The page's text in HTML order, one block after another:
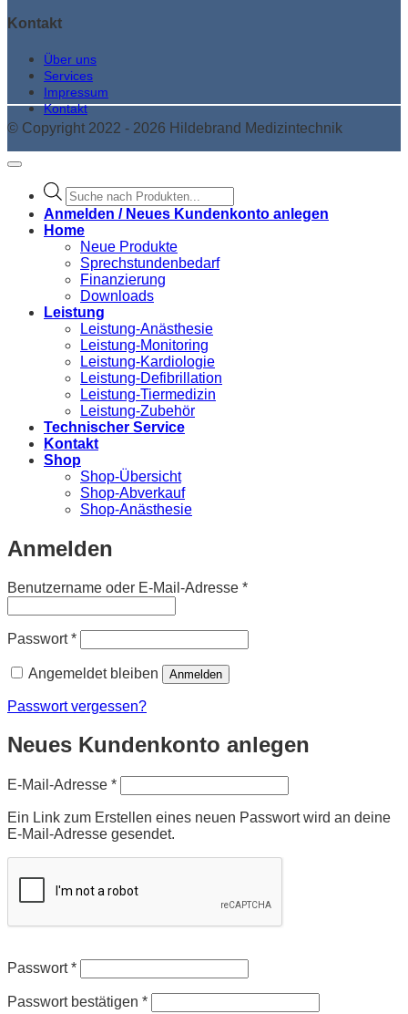
Kontakt
Über uns
Services
Impressum
Kontakt
© Copyright 2022 - 2026 Hildebrand Medizintechnik
Products
search
Anmelden / Neues Kundenkonto anlegen
Home
Neue Produkte
Sprechstundenbedarf
Finanzierung
Downloads
Leistung
Leistung-Anästhesie
Leistung-Monitoring
Leistung-Kardiologie
Leistung-Defibrillation
Leistung-Tiermedizin
Leistung-Zubehör
Technischer Service
Kontakt
Shop
Shop-Übersicht
Shop-Abverkauf
Shop-Anästhesie
Anmelden
Benutzername oder E-Mail-Adresse *Erforderlich
Passwort*Erforderlich
Angemeldet bleiben Anmelden
Passwort vergessen?
Neues Kundenkonto anlegen
E-Mail-Adresse *Erforderlich
Ein Link zum Erstellen eines neuen Passwort wird an deine
E-Mail-Adresse gesendet.
Passwort*
Passwort bestätigen *